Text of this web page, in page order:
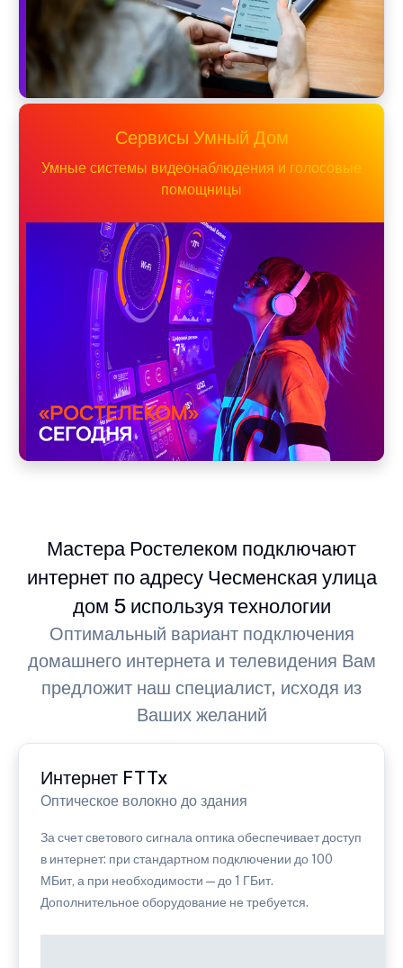
Сервисы Умный Дом
Умные системы видеонаблюдения и голосовые
помощницы
Мастера Ростелеком подключают
интернет по адресу Чесменская улица
дом 5 используя технологии
Оптимальный вариант подключения
домашнего интернета и телевидения Вам
предложит наш специалист, исходя из
Ваших желаний
Интернет FTTx
Оптическое волокно до здания
За счет светового сигнала оптика обеспечивает доступ
в интернет: при стандартном подключении до 100
МБит, а при необходимости — до 1 ГБит.
Дополнительное оборудование не требуется.